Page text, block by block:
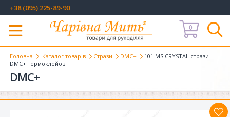
+38 (095) 225-89-90
Меню
0
Головна Каталог товарів Стрази DMC+
101 MS CRYSTAL стрази
DMC+ термоклейові
DMC+